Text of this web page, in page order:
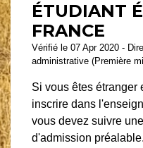
ÉTUDIANT
FRANCE
Vérifié le 07 Apr 2020 -
administrative (Première
Si vous êtes étranger
inscrire dans
vous devez suivre
d'admission